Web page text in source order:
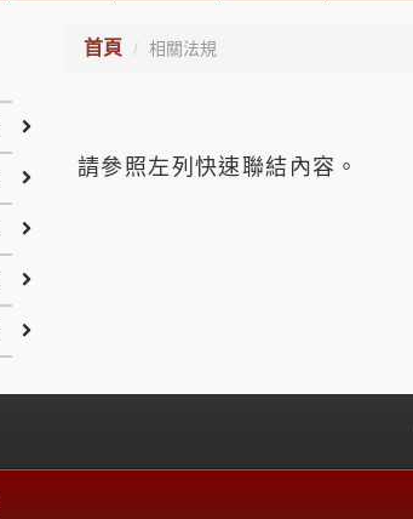
首頁 相關法規
請參照左列快速聯結內容。